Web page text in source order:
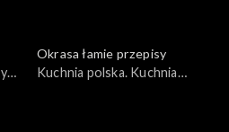
Okrasa łamie przepisy
Kuchnia polska. Kuchnia